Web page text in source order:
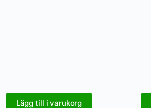
Lägg till i varukorg